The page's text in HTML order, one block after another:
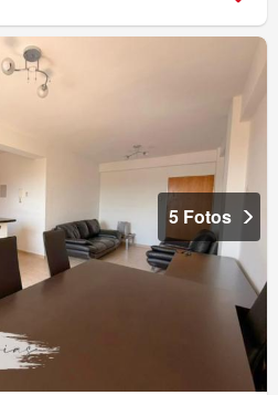
5 Fotos